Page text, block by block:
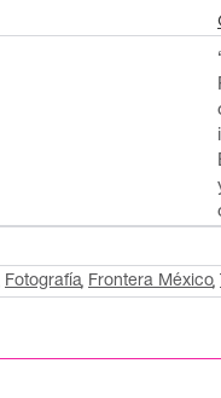
Fotografía Frontera México